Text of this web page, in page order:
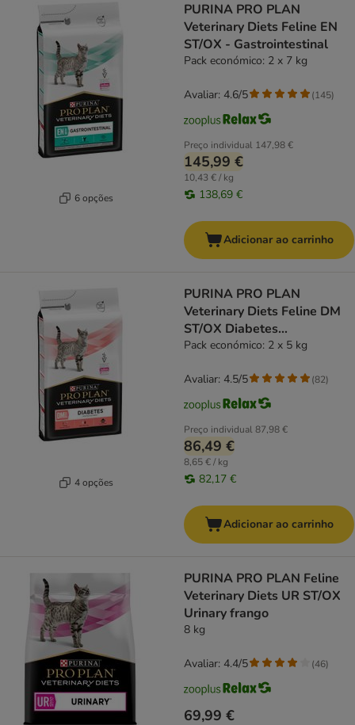
6 opções
PURINA PRO PLAN
Veterinary Diets Feline EN
ST/OX - Gastrointestinal
Pack económico: 2 x 7 kg
Preço individual 147,98 €
145,99 €
10,43 € / kg
138,69 €
Avaliar: 4.6/5 (145)
Adicionar ao carrinho
4 opções
PURINA PRO PLAN
Veterinary Diets Feline DM
ST/OX Diabetes
Management
Pack económico: 2 x 5 kg
Preço individual87,98 €
86,49 €
8,65 € / kg
82,17 €
Avaliar: 4.5/5 (82)
Adicionar ao carrinho
PURINA PRO PLAN Feline
Veterinary Diets UR ST/OX
Urinary frango
8 kg
69,99 €
Avaliar: 4.4/5 (46)